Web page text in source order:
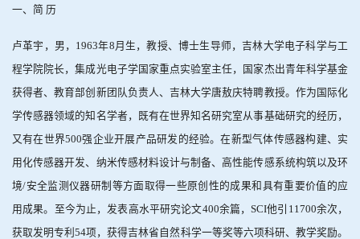
一、简 历
卢革宇，男， 1963年8月生，教授、博士生导师，吉林大学电子科学与工
程学院院长，集成光电子学国家重点实验室主任，国家杰出青年科学基金
获得者、教育部创新团队负责人、吉林大学唐敖庆特聘教授。作为国际化
学传感器领域的知名学者，既有在世界知名研究室从事基础研究的经历，
又有在世界500强企业开展产品研发的经验。在新型气体传感器构建、实
用化传感器开发、纳米传感材料设计与制备、高性能传感系统构筑以及环
境/安全监测仪器研制等方面取得一些原创性的成果和具有重要价值的应
用成果。至今为止，发表高水平研究论文400余篇，SCI他引 11700余次，
获取发明专利54项，获得吉林省自然科学一等奖等六项科研、教学奖励。